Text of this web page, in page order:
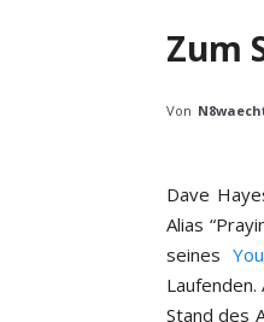
Zum
Von
Dave
Alias
seines
Stand des